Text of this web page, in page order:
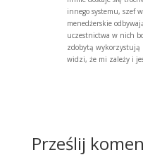
innego systemu, szef
menedżerskie
uczestnictwa w nich
zdobytą wykorzystują
widzi, że mi zależy i
Prześlij